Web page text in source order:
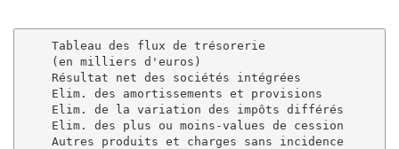
Tableau des flux de trésorerie
    (en milliers d'euros)
Résultat net des sociétés intégrées
Elim. des amortissements et provisions
Elim. de la variation des impôts différés
Elim. des plus ou moins-values de cession
    Autres produits et charges sans incidence